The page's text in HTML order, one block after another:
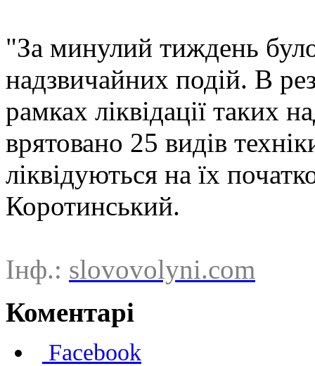
"За минулий тиждень
надзвичайних подій. В
рамках ліквідації таких
врятовано 25 видів
ліквідуються на їх
Коротинський.
Інф.: slovovolyni.com
Коментарі
Facebook